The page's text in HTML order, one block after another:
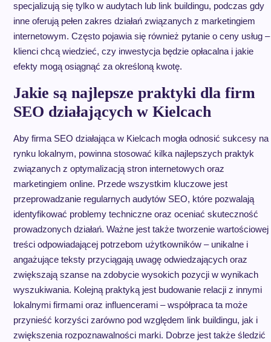
specjalizują się tylko w audytach lub link buildingu, podczas gdy
inne oferują pełen zakres działań związanych z marketingiem
internetowym. Często pojawia się również pytanie o ceny usług –
klienci chcą wiedzieć, czy inwestycja będzie opłacalna i jakie
efekty mogą osiągnąć za określoną kwotę.
Jakie są najlepsze praktyki dla firm
SEO działających w Kielcach
Aby firma SEO działająca w Kielcach mogła odnosić sukcesy na
rynku lokalnym, powinna stosować kilka najlepszych praktyk
związanych z optymalizacją stron internetowych oraz
marketingiem online. Przede wszystkim kluczowe jest
przeprowadzanie regularnych audytów SEO, które pozwalają
identyfikować problemy techniczne oraz oceniać skuteczność
prowadzonych działań. Ważne jest także tworzenie wartościowej
treści odpowiadającej potrzebom użytkowników – unikalne i
angażujące teksty przyciągają uwagę odwiedzających oraz
zwiększają szanse na zdobycie wysokich pozycji w wynikach
wyszukiwania. Kolejną praktyką jest budowanie relacji z innymi
lokalnymi firmami oraz influencerami – współpraca ta może
przynieść korzyści zarówno pod względem link buildingu, jak i
zwiększenia rozpoznawalności marki. Dobrze jest także śledzić